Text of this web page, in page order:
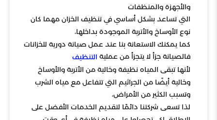
والأجهزة والمنظفات
التي تساعد بشكل أساسي في تنظيف الخزان مهما كان
نوع الأوساخ والأتربة الموجودة بداخلها،
كما يمكنك الاستعانة بنا عند عمل صيانة دورية للخزانات
فالصيانة جزأ لا يتجزأ من عملية التنظيف
لأنها تبقى المياه نظيفة وخالية من الأتربة والأوساخ
وخالية أيضًا من الجراثيم التي تتفاعل مع مياه الشرب
وتسبب الكثير من الأمراض،
لذا تسعى شركتنا دائمًا لتقديم الخدمات الأفضل على